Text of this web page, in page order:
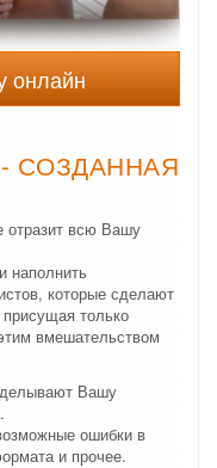
онлайн
СОЗДАННАЯ
отразит всю Вашу
наполнить
которые сделают
только
вмешательством
Вашу
ошибки в
и прочее.